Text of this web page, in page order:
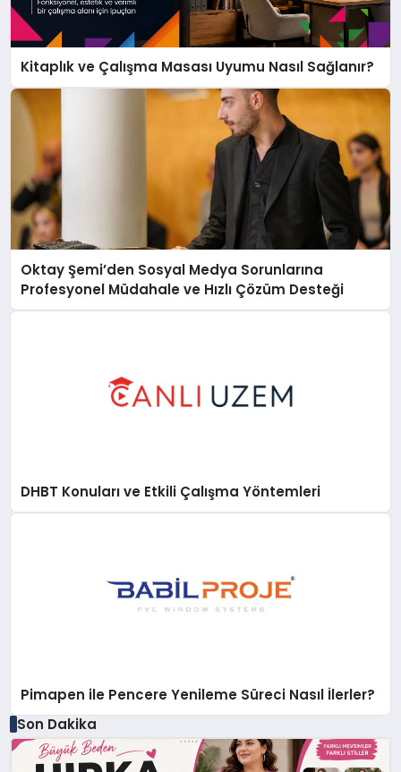
Kitaplık ve Çalışma Masası Uyumu Nasıl Sağlanır?
Oktay Şemi’den Sosyal Medya Sorunlarına
Profesyonel Müdahale ve Hızlı Çözüm Desteği
DHBT Konuları ve Etkili Çalışma Yöntemleri
Pimapen ile Pencere Yenileme Süreci Nasıl İlerler?
Son Dakika